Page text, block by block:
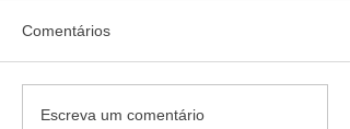
Quem confia recomenda:
Comentários
Escreva um comentário